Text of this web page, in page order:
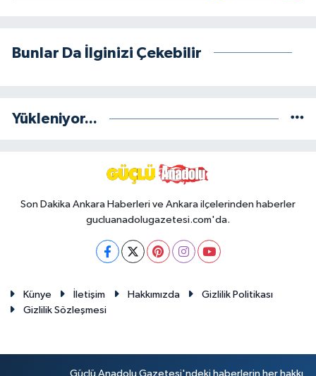
Bunlar Da İlginizi Çekebilir
Yükleniyor...
Son Dakika Ankara Haberleri ve Ankara ilçelerinden haberler
gucluanadolugazetesi.com'da.
Künye İletişim Hakkımızda
Gizlilik Politikası
Gizlilik Sözleşmesi
Güçlü Anadolu Gazetesi'ndeki haberlerin her hakkı